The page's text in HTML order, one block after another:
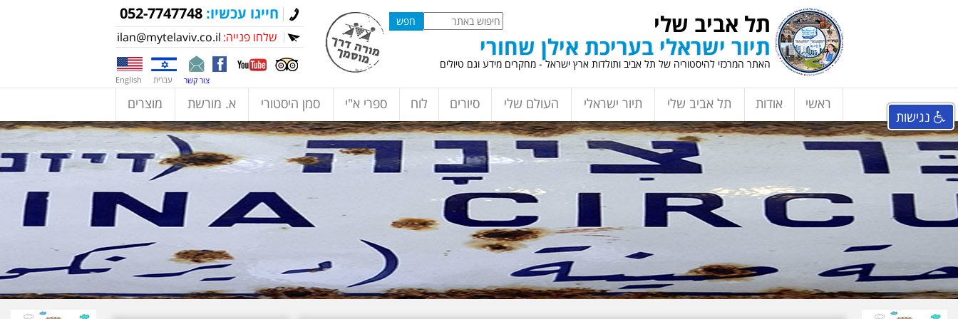
תל אביב שלי
תיור ישראלי בעריכת אילן שחורי
האתר המרכזי להיסטוריה של תל אביב ותולדות ארץ ישראל - מחקרים מידע וגם טיולים
חייגו עכשיו: 052-7747748
שלחו פנייה: ilan@mytelaviv.co.il
English עברית צור קשר
ראשי אודות תל אביב שלי תיור ישראלי העולם שלי סיורים לוח ספרי א"י סמן היסטורי א. מורשת מוצרים
נגישות